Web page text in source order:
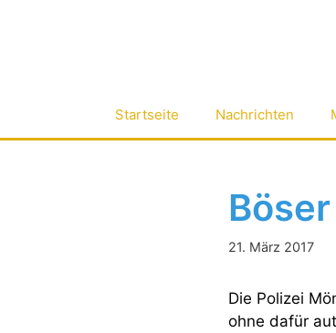
Startseite Nachrichten
21. März 2017
Die Polizei
ohne dafür